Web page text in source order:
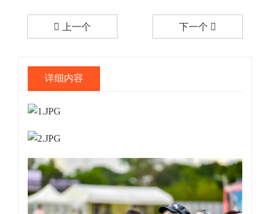
上一个 下一个
详细内容